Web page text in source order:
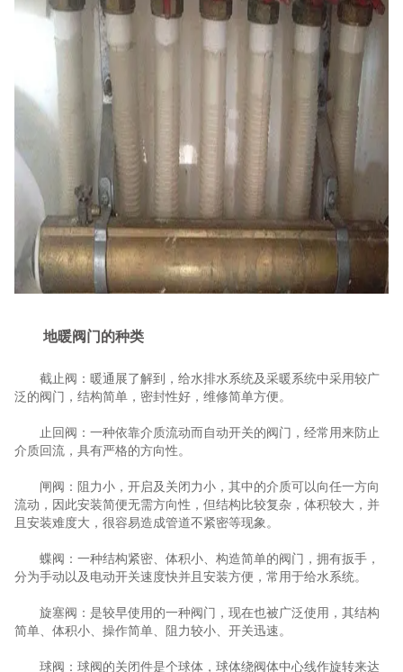
地暖阀门的种类
截止阀：暖通展了解到，给水排水系统及采暖系统中采用较广
泛的阀门，结构简单，密封性好，维修简单方便。
止回阀：一种依靠介质流动而自动开关的阀门，经常用来防止
介质回流，具有严格的方向性。
闸阀：阻力小，开启及关闭力小，其中的介质可以向任一方向
流动，因此安装简便无需方向性，但结构比较复杂，体积较大，并
且安装难度大，很容易造成管道不紧密等现象。
蝶阀：一种结构紧密、体积小、构造简单的阀门，拥有扳手，
分为手动以及电动开关速度快并且安装方便，常用于给水系统。
旋塞阀：是较早使用的一种阀门，现在也被广泛使用，其结构
简单、体积小、操作简单、阻力较小、开关迅速。
球阀：球阀的关闭件是个球体，球体绕阀体中心线作旋转来达